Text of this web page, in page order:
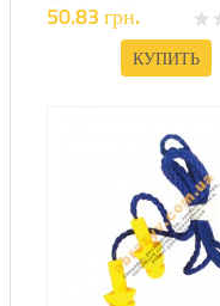
50.83 грн.
КУПИТЬ